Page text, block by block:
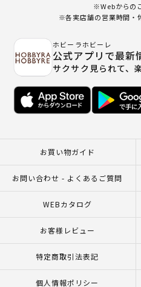
※Webからの
※各実店舗の営業時間・
ホビーラホビーレ
公式アプリで最新
サクサク見られて、
お買い物ガイド
お問い合わせ - よくあるご質問
WEBカタログ
お客様レビュー
特定商取引法表記
個人情報ポリシー